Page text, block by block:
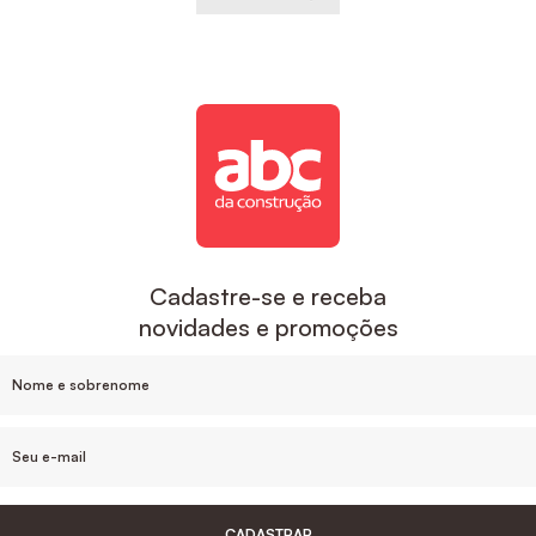
Cadastre-se e receba
novidades e promoções